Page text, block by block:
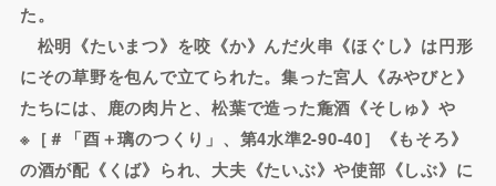
た。
松明《たいまつ》を咬《か》んだ火串《ほぐし》は円形
にその草野を包んで立てられた。集った宮人《みやびと》
たちには、鹿の肉片と、松葉で造った麁酒《そしゅ》や
※［＃「酉＋璃のつくり」、第4水準2-90-40］《もそろ》
の酒が配《くば》られ、大夫《たいぶ》や使部《しぶ》に